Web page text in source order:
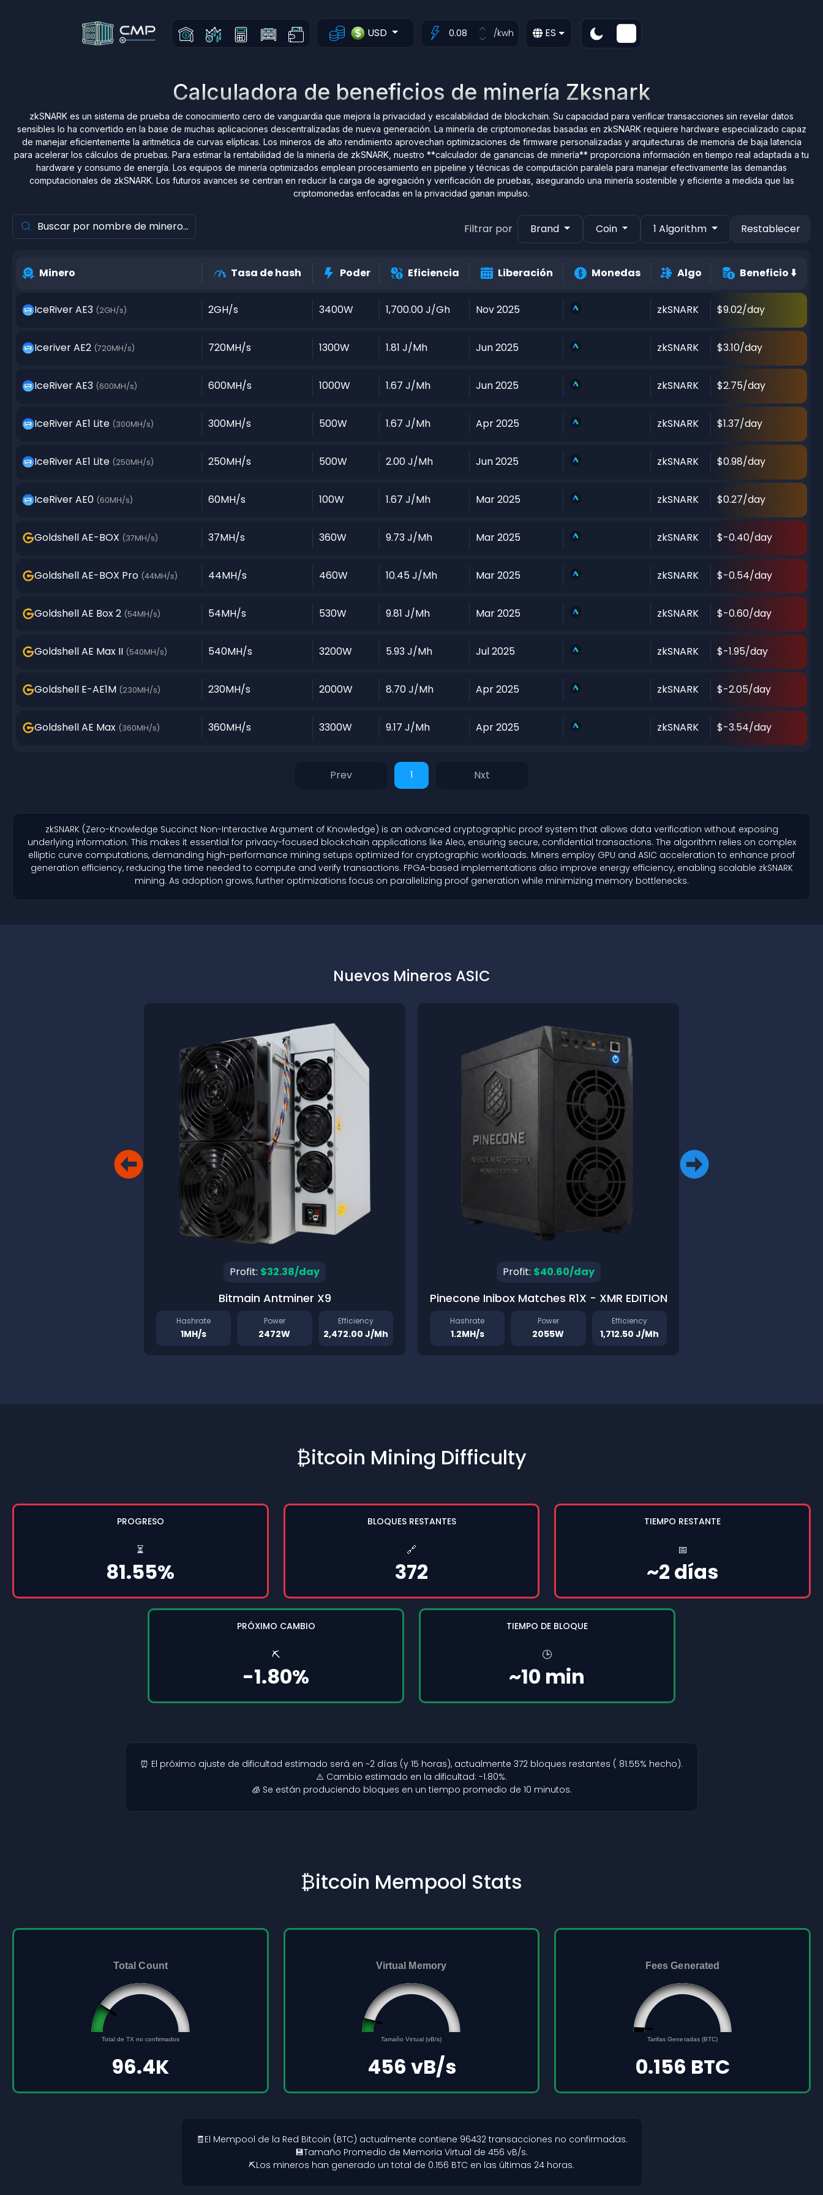
USD /kwh ES
Calculadora de beneficios de minería Zksnark
zkSNARK es un sistema de prueba de conocimiento cero de vanguardia que mejora la privacidad y escalabilidad de blockchain. Su capacidad para verificar transacciones sin revelar datos
sensibles lo ha convertido en la base de muchas aplicaciones descentralizadas de nueva generación. La minería de criptomonedas basadas en zkSNARK requiere hardware especializado capaz
de manejar eficientemente la aritmética de curvas elípticas. Los mineros de alto rendimiento aprovechan optimizaciones de firmware personalizadas y arquitecturas de memoria de baja latencia
para acelerar los cálculos de pruebas. Para estimar la rentabilidad de la minería de zkSNARK, nuestro **calculador de ganancias de minería** proporciona información en tiempo real adaptada a tu
hardware y consumo de energía. Los equipos de minería optimizados emplean procesamiento en pipeline y técnicas de computación paralela para manejar efectivamente las demandas
computacionales de zkSNARK. Los futuros avances se centran en reducir la carga de agregación y verificación de pruebas, asegurando una minería sostenible y eficiente a medida que las
criptomonedas enfocadas en la privacidad ganan impulso.
Filtrar por Brand Coin 1 Algorithm Restablecer
Minero Tasa de hash Poder Eficiencia Liberación Monedas Algo Beneficio ⬇️
IceRiver AE3 (2GH/s) 2GH/s 3400W 1,700.00 J/Gh Nov 2025 zkSNARK $9.02/day
Iceriver AE2 (720MH/s) 720MH/s 1300W 1.81 J/Mh Jun 2025 zkSNARK $3.10/day
IceRiver AE3 (600MH/s) 600MH/s 1000W 1.67 J/Mh Jun 2025 zkSNARK $2.75/day
IceRiver AE1 Lite (300MH/s) 300MH/s 500W 1.67 J/Mh Apr 2025 zkSNARK $1.37/day
IceRiver AE1 Lite (250MH/s) 250MH/s 500W 2.00 J/Mh Jun 2025 zkSNARK $0.98/day
IceRiver AE0 (60MH/s) 60MH/s 100W 1.67 J/Mh Mar 2025 zkSNARK $0.27/day
Goldshell AE-BOX (37MH/s) 37MH/s 360W 9.73 J/Mh Mar 2025 zkSNARK $-0.40/day
Goldshell AE-BOX Pro (44MH/s) 44MH/s 460W 10.45 J/Mh Mar 2025 zkSNARK $-0.54/day
Goldshell AE Box 2 (54MH/s) 54MH/s 530W 9.81 J/Mh Mar 2025 zkSNARK $-0.60/day
Goldshell AE Max II (540MH/s) 540MH/s 3200W 5.93 J/Mh Jul 2025 zkSNARK $-1.95/day
Goldshell E-AE1M (230MH/s) 230MH/s 2000W 8.70 J/Mh Apr 2025 zkSNARK $-2.05/day
Goldshell AE Max (360MH/s) 360MH/s 3300W 9.17 J/Mh Apr 2025 zkSNARK $-3.54/day
1
zkSNARK (Zero-Knowledge Succinct Non-Interactive Argument of Knowledge) is an advanced cryptographic proof system that allows data verification without exposing
underlying information. This makes it essential for privacy-focused blockchain applications like Aleo, ensuring secure, confidential transactions. The algorithm relies on complex
elliptic curve computations, demanding high-performance mining setups optimized for cryptographic workloads. Miners employ GPU and ASIC acceleration to enhance proof
generation efficiency, reducing the time needed to compute and verify transactions. FPGA-based implementations also improve energy efficiency, enabling scalable zkSNARK
mining. As adoption grows, further optimizations focus on parallelizing proof generation while minimizing memory bottlenecks.
Nuevos Mineros ASIC
Profit: $32.38/day
Bitmain Antminer X9
Hashrate
1MH/s
Power
2472W
Efficiency
2,472.00 J/Mh
Profit: $40.60/day
Pinecone Inibox Matches R1X - XMR EDITION
Hashrate
1.2MH/s
Power
2055W
Efficiency
1,712.50 J/Mh
₿itcoin Mining Difficulty
PROGRESO
⏳
81.55%
BLOQUES RESTANTES
🔗
372
TIEMPO RESTANTE
📅
~2 días
PRÓXIMO CAMBIO
⛏️
-1.80%
TIEMPO DE BLOQUE
🕒
~10 min
⏰ El próximo ajuste de dificultad estimado será en ~2 días (y 15 horas), actualmente 372 bloques restantes ( 81.55% hecho).
⚠️ Cambio estimado en la dificultad: -1.80%.
🧊 Se están produciendo bloques en un tiempo promedio de 10 minutos.
₿itcoin Mempool Stats
Total Count
Total de TX no confirmados500000
96.4K
Virtual Memory
45561691
Tamaño Virtual (vB/s)500000000
456 vB/s
Fees Generated
Tarifas Generadas (BTC)
0.156 BTC
🧾El Mempool de la Red Bitcoin (BTC) actualmente contiene 96432 transacciones no confirmadas.
💾Tamaño Promedio de Memoria Virtual de 456 vB/s.
⛏️Los mineros han generado un total de 0.156 BTC en las últimas 24 horas.